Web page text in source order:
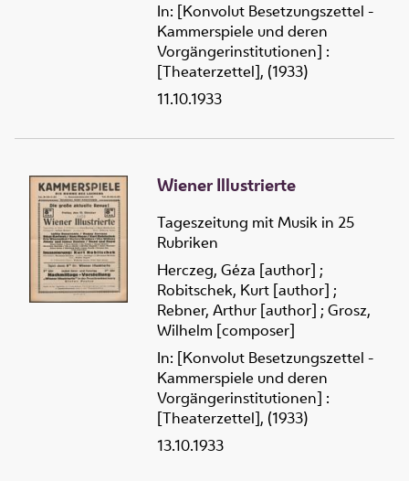
In: [Konvolut Besetzungszettel -
Kammerspiele und deren
Vorgängerinstitutionen] :
[Theaterzettel], (1933)
11.10.1933
Wiener Illustrierte
Tageszeitung mit Musik in 25
Rubriken
Herczeg, Géza [author] ;
Robitschek, Kurt [author] ;
Rebner, Arthur [author] ; Grosz,
Wilhelm [composer]
In: [Konvolut Besetzungszettel -
Kammerspiele und deren
Vorgängerinstitutionen] :
[Theaterzettel], (1933)
13.10.1933